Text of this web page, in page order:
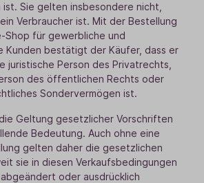
Sie gelten insbesondere nicht,
Verbraucher ist. Mit der Bestellung
Shop für gewerbliche und
Kunden bestätigt der Käufer, dass er
juristische Person des Privatrechts,
des öffentlichen Rechts oder
Sondervermögen ist.
Geltung gesetzlicher Vorschriften
Bedeutung. Auch ohne eine
gelten daher die gesetzlichen
sie in diesen Verkaufsbedingungen
oder ausdrücklich